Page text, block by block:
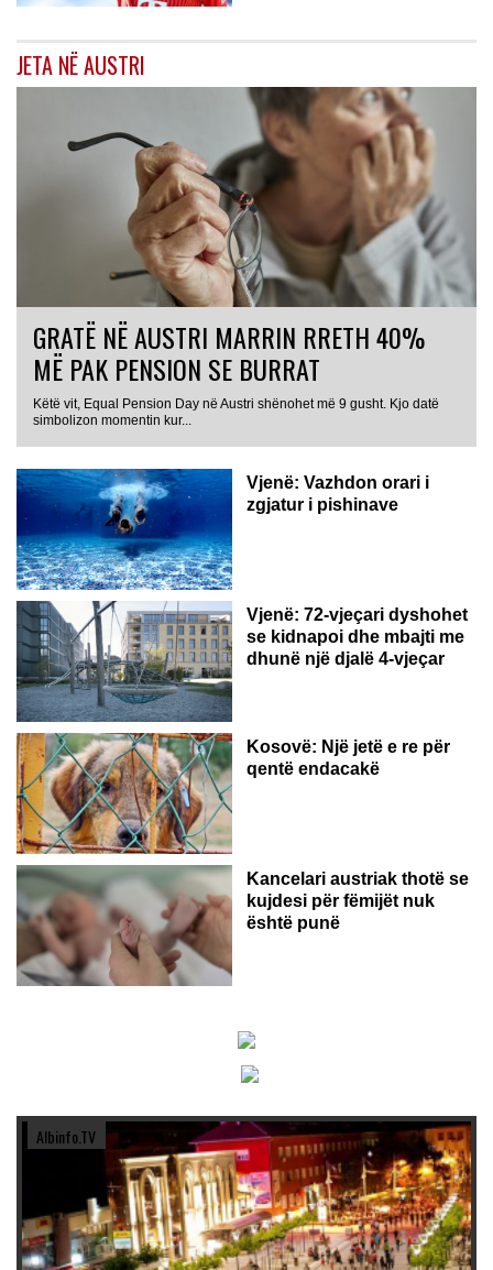
JETA NË AUSTRI
GRATË NË AUSTRI MARRIN RRETH 40%
MË PAK PENSION SE BURRAT
Këtë vit, Equal Pension Day në Austri shënohet më 9 gusht. Kjo datë
simbolizon momentin kur...
Vjenë: Vazhdon orari i
zgjatur i pishinave
Vjenë: 72-vjeçari dyshohet
se kidnapoi dhe mbajti me
dhunë një djalë 4-vjeçar
Kosovë: Një jetë e re për
qentë endacakë
Kancelari austriak thotë se
kujdesi për fëmijët nuk
është punë
Albinfo.TV